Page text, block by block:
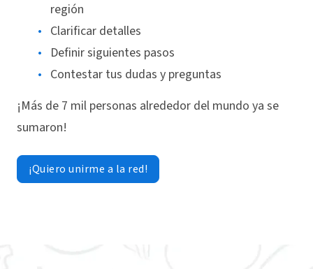
región
Clarificar detalles
Definir siguientes pasos
Contestar tus dudas y preguntas
¡Más de 7 mil personas alrededor del mundo ya se
sumaron!
¡Quiero unirme a la red!